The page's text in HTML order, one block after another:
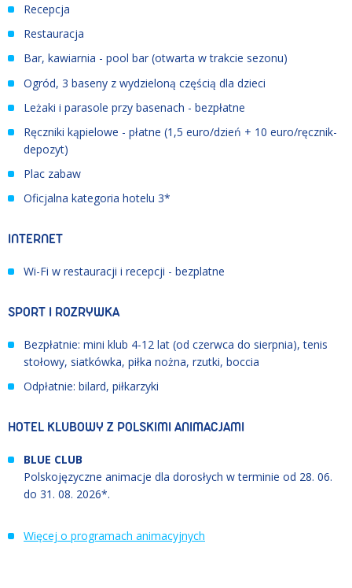
Recepcja
Restauracja
Bar, kawiarnia - pool bar (otwarta w trakcie sezonu)
Ogród, 3 baseny z wydzieloną częścią dla dzieci
Leżaki i parasole przy basenach - bezpłatne
Ręczniki kąpielowe - płatne (1,5 euro/dzień + 10 euro/ręcznik-
depozyt)
Plac zabaw
Oficjalna kategoria hotelu 3*
INTERNET
Wi-Fi w restauracji i recepcji - bezplatne
SPORT I ROZRYWKA
Bezpłatnie: mini klub 4-12 lat (od czerwca do sierpnia), tenis
stołowy, siatkówka, piłka nożna, rzutki, boccia
Odpłatnie: bilard, piłkarzyki
HOTEL KLUBOWY Z POLSKIMI ANIMACJAMI
BLUE CLUB
Polskojęzyczne animacje dla dorosłych w terminie od 28. 06.
do 31. 08. 2026*.
Więcej o programach animacyjnych